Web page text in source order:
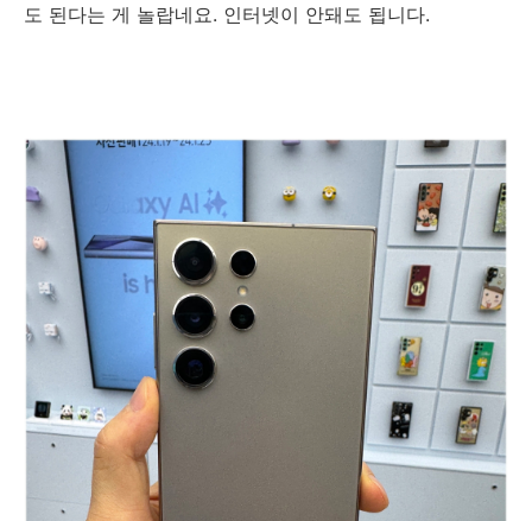
도 된다는 게 놀랍네요. 인터넷이 안돼도 됩니다.